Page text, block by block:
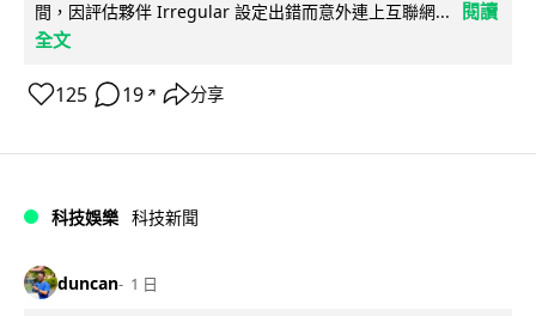
間，因評估夥伴 Irregular 設定出錯而意外連上互聯網...
閱讀
全文
125 19 ↗ 分享
科技娛樂 科技新聞
duncan 1 日